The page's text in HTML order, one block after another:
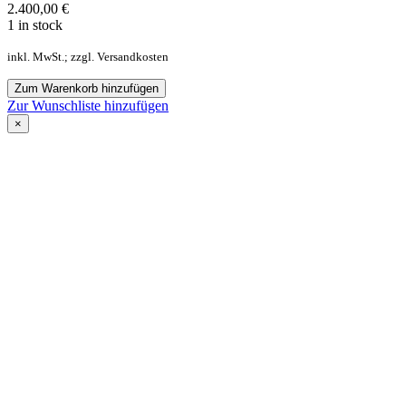
2.400,00 €
1 in stock
inkl. MwSt.; zzgl. Versandkosten
Zum Warenkorb hinzufügen
Zur Wunschliste hinzufügen
×